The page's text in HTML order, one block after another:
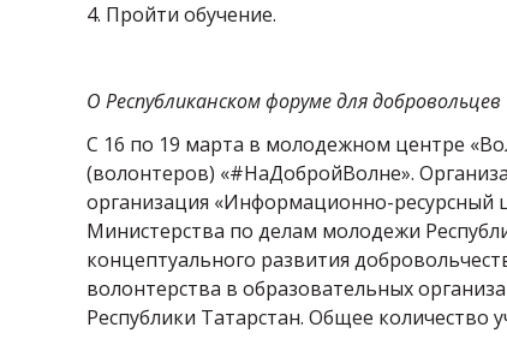
4. Пройти обучение.
О Республиканском форуме для добровольцев
С 16 по 19 марта в молодежном центре
(волонтеров) «#НаДобройВолне».
организация «Информационно-ресурсный
Министерства по делам молодежи
концептуального развития
волонтерства в образовательных
Республики Татарстан. Общее количество